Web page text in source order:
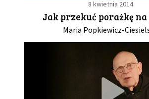
8 kwietnia 2014
Jak przekuć porażkę na
Maria Popkiewicz-